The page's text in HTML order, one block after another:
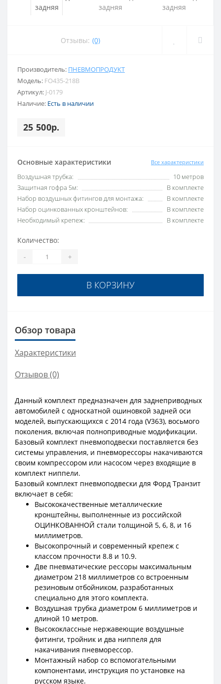
Отзывы: (0)
Производитель: ПНЕВМОПРОДУКТ
Модель: FO435-218B
Артикул: J-0179
Наличие: Есть в наличии
25 500р.
Основные характеристики Все характеристики
Воздушная трубка:
10 метров
Защитная гофра 5м:
В комплекте
Набор воздушных фитингов для монтажа:
В комплекте
Набор оцинкованных кронштейнов:
В комплекте
Необходимый крепеж:
В комплекте
Количество:
- +
В КОРЗИНУ
Обзор товара
Характеристики
Отзывов (0)
Данный комплект предназначен для заднеприводных
автомобилей с односкатной ошиновкой задней оси
моделей, выпускающихся c 2014 года (V363), восьмого
поколения, включая полноприводные модификации.
Базовый комплект пневмоподвески поставляется без
системы управления, и пневморессоры накачиваются
своим компрессором или насосом через входящие в
комплект ниппели.
Базовый комплект пневмоподвески для Форд Транзит
включает в себя:
Высококачественные металлические
кронштейны, выполненные из российской
ОЦИНКОВАННОЙ стали толщиной 5, 6, 8, и 16
миллиметров.
Высокопрочный и современный крепеж с
классом прочности 8.8 и 10.9.
Две пневматические рессоры максимальным
диаметром 218 миллиметров со встроенным
резиновым отбойником, разработанных
специально для этого комплекта.
Воздушная трубка диаметром 6 миллиметров и
длиной 10 метров.
Высококлассные нержавеющие воздушные
фитинги, тройник и два ниппеля для
накачивания пневморессор.
Монтажный набор со вспомогательными
компонентами, инструкция по установке на
русском языке.